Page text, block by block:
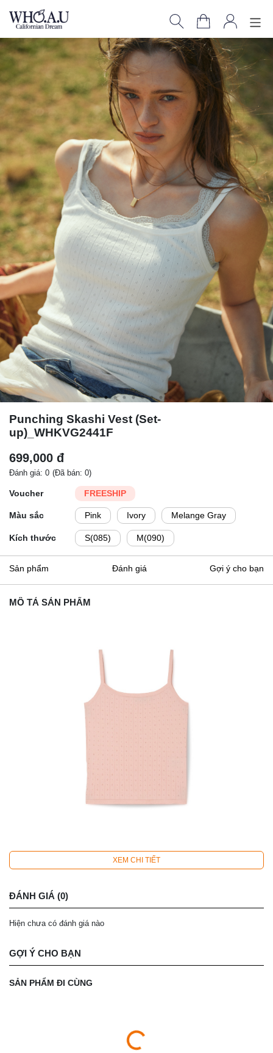
Punching Skashi Vest (Set-
up)_WHKVG2441F
699,000 đ
Đánh giá: 0 (Đã bán: 0)
Voucher FREESHIP
Màu sắc Pink Ivory Melange Gray
Kích thước S(085) M(090)
Sản phẩm Đánh giá Gợi ý cho bạn
MÔ TẢ SẢN PHẨM
XEM CHI TIẾT
ĐÁNH GIÁ (0)
Hiện chưa có đánh giá nào
GỢI Ý CHO BẠN
SẢN PHẨM ĐI CÙNG